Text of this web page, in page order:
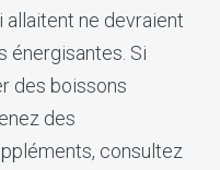
ne devraient
énergisantes. Si
des boissons
des
consultez